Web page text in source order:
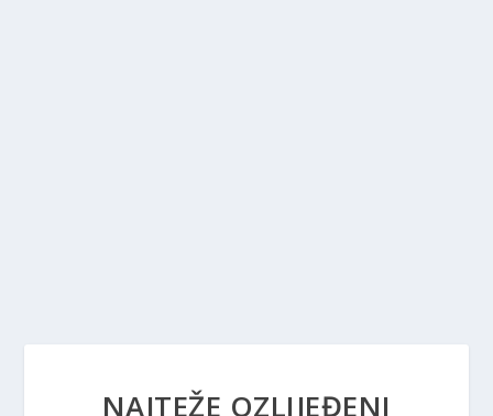
NAJTEŽE OZLIJEĐENI